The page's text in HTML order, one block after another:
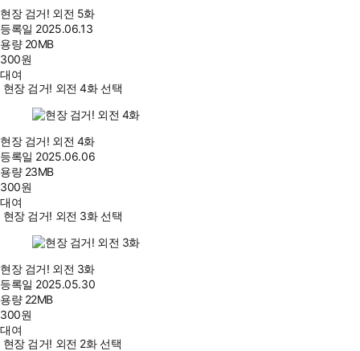
현장 검거! 외전 5화
등록일 2025.06.13
용량 20MB
300원
대여
현장 검거! 외전 4화 선택
현장 검거! 외전 4화
등록일 2025.06.06
용량 23MB
300원
대여
현장 검거! 외전 3화 선택
현장 검거! 외전 3화
등록일 2025.05.30
용량 22MB
300원
대여
현장 검거! 외전 2화 선택